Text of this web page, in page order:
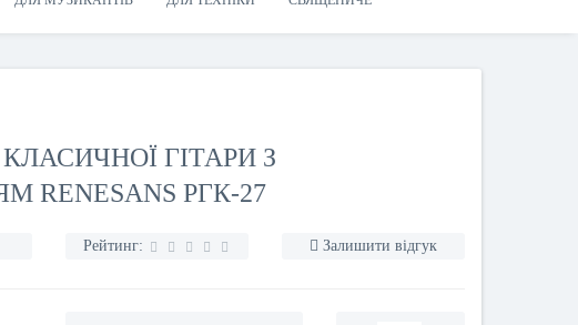
ГІТАРИ З
RENESANS РГК-27
Рейтинг: Залишити відгук